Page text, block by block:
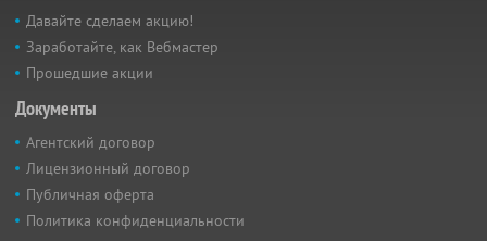
Давайте сделаем акцию!
Заработайте, как Вебмастер
Прошедшие акции
Документы
Агентский договор
Лицензионный договор
Публичная оферта
Политика конфиденциальности